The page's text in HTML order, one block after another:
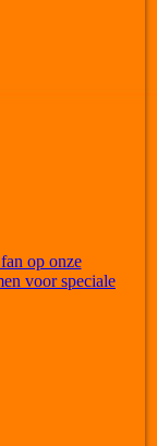
op onze
voor speciale